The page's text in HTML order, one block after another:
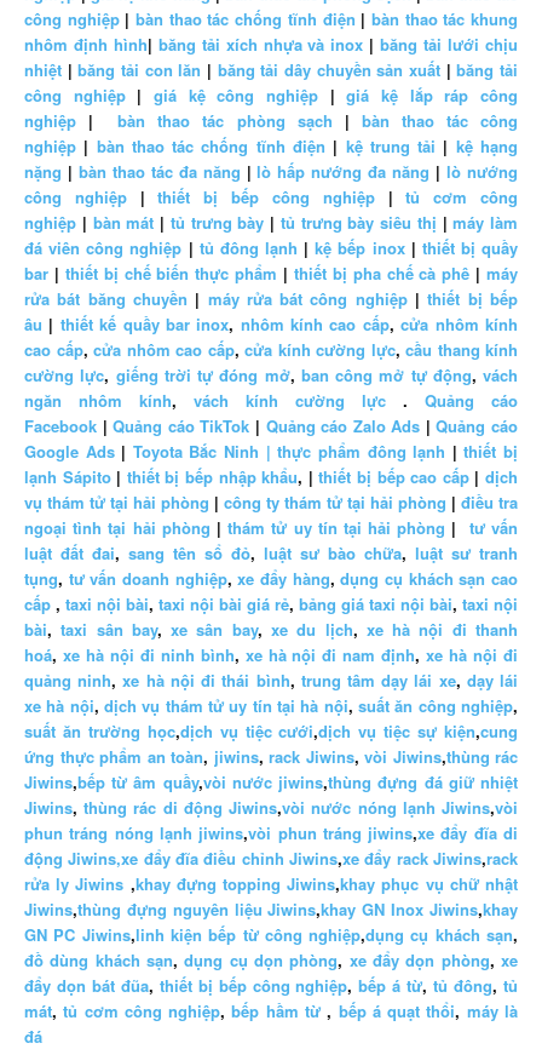
công nghiệp|bàn thao tác chống tĩnh điện | bàn thao tác khung
nhôm định hình| băng tải xích nhựa và inox |băng tải lưới chịu
nhiệt |băng tải con lăn | băng tải dây chuyền sản xuất |băng tải
công nghiệp|giá kệ công nghiệp |giá kệ lắp ráp công
nghiệp |bàn thao tác phòng sạch | bàn thao tác công
nghiệp | bàn thao tác chống tĩnh điện | kệ trung tải | kệ hạng
nặng | bàn thao tác đa năng |lò hấp nướng đa năng |lò nướng
công nghiệp|thiết bị bếp công nghiệp|tủ cơm công
nghiệp | bàn mát | tủ trưng bày | tủ trưng bày siêu thị |máy làm
đá viên công nghiệp | tủ đông lạnh |kệ bếp inox| thiết bị quầy
bar | thiết bị chế biến thực phẩm | thiết bị pha chế cà phê | máy
rửa bát băng chuyền | máy rửa bát công nghiệp|thiết bị bếp
âu | thiết kế quầy bar inox, nhôm kính cao cấp,cửa nhôm kính
cao cấp, cửa nhôm cao cấp, cửa kính cường lực, cầu thang kính
cường lực, giếng trời tự đóng mở, ban công mở tự động, vách
ngăn nhôm kính, vách kính cường lực . Quảng cáo
Facebook |Quảng cáo TikTok | Quảng cáo Zalo Ads |Quảng cáo
Google Ads| Toyota Bắc Ninh | thực phẩm đông lạnh |thiết bị
lạnh Sápito | thiết bị bếp nhập khẩu, |thiết bị bếp cao cấp|dịch
vụ thám tử tại hải phòng | công ty thám tử tại hải phòng | điều tra
ngoại tình tại hải phòng |thám tử uy tín tại hải phòng | tư vấn
luật đất đai, sang tên sổ đỏ, luật sư bào chữa, luật sư tranh
tụng, tư vấn doanh nghiệp,xe đẩy hàng,dụng cụ khách sạn cao
cấp , taxi nội bài, taxi nội bài giá rẻ, bảng giá taxi nội bài, taxi nội
bài,taxi sân bay,xe sân bay,xe du lịch, xe hà nội đi thanh
hoá, xe hà nội đi ninh bình, xe hà nội đi nam định,xe hà nội đi
quảng ninh,xe hà nội đi thái bình, trung tâm dạy lái xe, dạy lái
xe hà nội,dịch vụ thám tử uy tín tại hà nội,suất ăn công nghiệp,
suất ăn trường học,dịch vụ tiệc cưới,dịch vụ tiệc sự kiện,cung
ứng thực phẩm an toàn, jiwins, rack Jiwins, vòi Jiwins,thùng rác
Jiwins,bếp từ âm quầy,vòi nước jiwins,thùng đựng đá giữ nhiệt
Jiwins,thùng rác di động Jiwins,vòi nước nóng lạnh Jiwins,vòi
phun tráng nóng lạnh jiwins,vòi phun tráng jiwins,xe đẩy đĩa di
động Jiwins,xe đẩy đĩa điều chỉnh Jiwins,xe đẩy rack Jiwins,rack
rửa ly Jiwins ,khay đựng topping Jiwins,khay phục vụ chữ nhật
Jiwins,thùng đựng nguyên liệu Jiwins,khay GN Inox Jiwins,khay
GN PC Jiwins,linh kiện bếp từ công nghiệp,dụng cụ khách sạn,
đồ dùng khách sạn,dụng cụ dọn phòng, xe đẩy dọn phòng,xe
đẩy dọn bát đũa, thiết bị bếp công nghiệp,bếp á từ,tủ đông,tủ
mát,tủ cơm công nghiệp,bếp hầm từ , bếp á quạt thổi, máy là
đá